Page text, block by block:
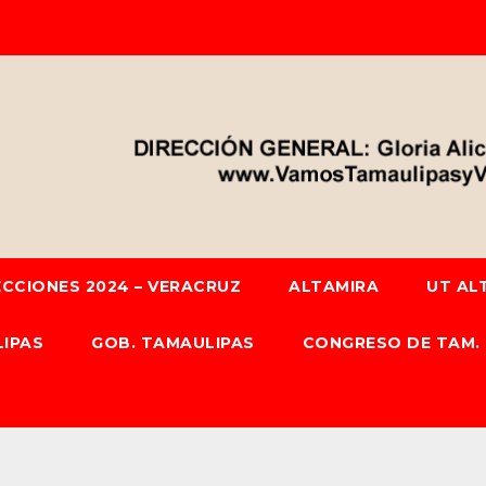
2024 – VERACRUZ ALTAMIRA UT
GOB. TAMAULIPAS CONGRESO DE TAM.